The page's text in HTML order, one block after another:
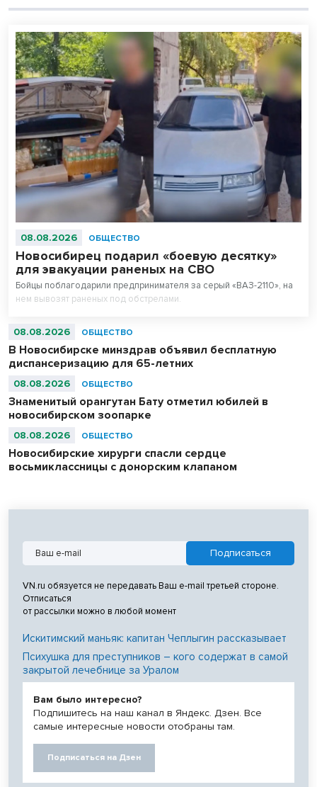
08.08.2026 ОБЩЕСТВО
Новосибирец подарил «боевую десятку»
для эвакуации раненых на СВО
Бойцы поблагодарили предпринимателя за серый «ВАЗ-2110», на
нем вывозят раненых под обстрелами.
08.08.2026 ОБЩЕСТВО
В Новосибирске минздрав объявил бесплатную
диспансеризацию для 65-летних
08.08.2026 ОБЩЕСТВО
Знаменитый орангутан Бату отметил юбилей в
новосибирском зоопарке
08.08.2026 ОБЩЕСТВО
Новосибирские хирурги спасли сердце
восьмиклассницы с донорским клапаном
VN.ru обязуется не передавать Ваш e-mail третьей стороне.
Отписаться
от рассылки можно в любой момент
Искитимский маньяк: капитан Чеплыгин рассказывает
Психушка для преступников – кого содержат в самой
закрытой лечебнице за Уралом
Вам было интересно?
Подпишитесь на наш канал в Яндекс. Дзен. Все
самые интересные новости отобраны там.
Подписаться на Дзен